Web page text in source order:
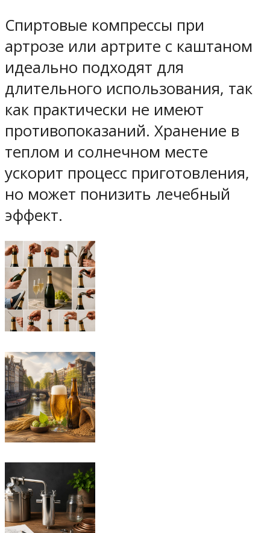
Спиртовые компрессы при
артрозе или артрите с каштаном
идеально подходят для
длительного использования, так
как практически не имеют
противопоказаний. Хранение в
теплом и солнечном месте
ускорит процесс приготовления,
но может понизить лечебный
эффект.